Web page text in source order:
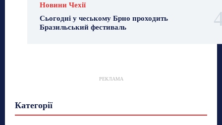
Новини Чехії
Сьогодні у чеському Брно проходить
Бразильський фестиваль
РЕКЛАМА
Категорії